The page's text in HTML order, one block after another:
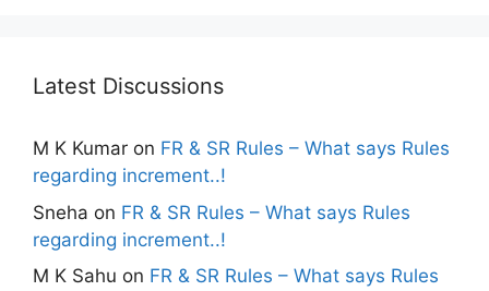
Latest Discussions
M K Kumar on FR & SR Rules – What says Rules
regarding increment..!
Sneha on FR & SR Rules – What says Rules
regarding increment..!
M K Sahu on FR & SR Rules – What says Rules